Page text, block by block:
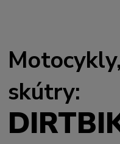
skútry: